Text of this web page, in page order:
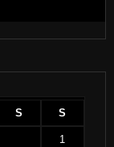
S S
1